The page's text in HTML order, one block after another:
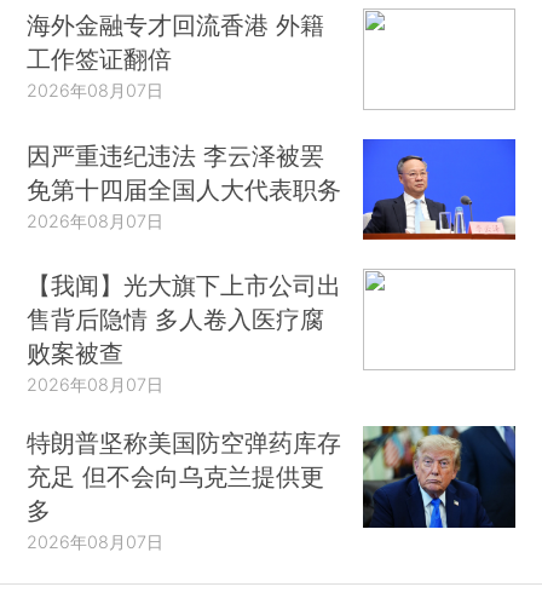
海外金融专才回流香港 外籍
工作签证翻倍
2026年08月07日
因严重违纪违法 李云泽被罢
免第十四届全国人大代表职务
2026年08月07日
【我闻】光大旗下上市公司出
售背后隐情 多人卷入医疗腐
败案被查
2026年08月07日
特朗普坚称美国防空弹药库存
充足 但不会向乌克兰提供更
多
2026年08月07日